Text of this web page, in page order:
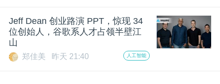
专
题
Jeff Dean 创业路演 PPT，惊现 34
位创始人，谷歌系人才占领半壁江
山
郑佳美 昨天 21:40 人工智能